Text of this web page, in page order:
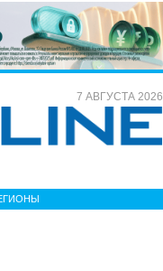
7 АВГУСТА 2026